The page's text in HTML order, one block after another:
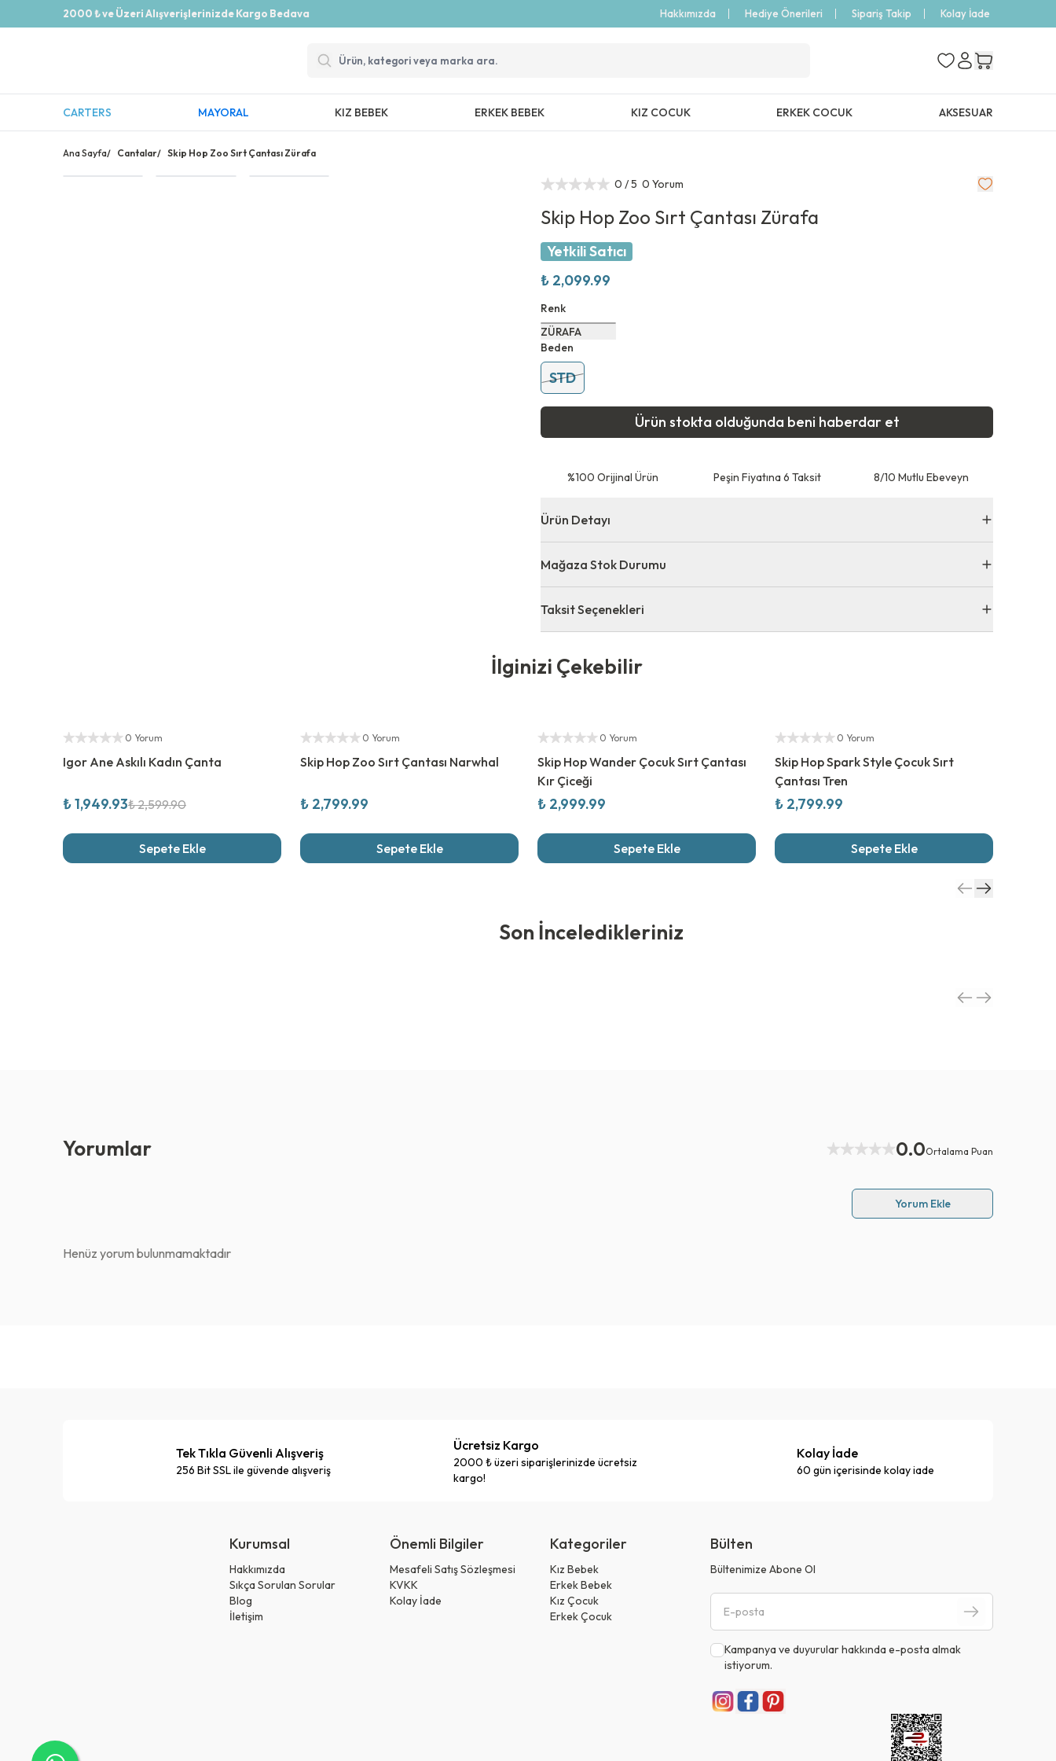
2000 ₺ ve Üzeri Alışverişlerinizde Kargo Bedava Hakkımızda Hediye Önerileri Sipariş Takip Kolay İade
CARTERS MAYORAL KIZ BEBEK ERKEK BEBEK KIZ COCUK ERKEK COCUK AKSESUAR
Ana Sayfa/ Cantalar/ Skip Hop Zoo Sırt Çantası Zürafa
0 / 5 0 Yorum
Skip Hop Zoo Sırt Çantası Zürafa
Yetkili Satıcı
₺ 2,099.99
Renk
ZÜRAFA
Beden
STD
Ürün stokta olduğunda beni haberdar et
⁠%100 Orijinal Ürün Peşin Fiyatına 6 Taksit 8/10 Mutlu Ebeveyn
Ürün Detayı
Mağaza Stok Durumu
Taksit Seçenekleri
İlginizi Çekebilir
Yetkili Satıcı
0 Yorum
Igor Ane Askılı Kadın Çanta
₺ 1,949.93₺ 2,599.90
Sepete Ekle
0 Yorum
Skip Hop Zoo Sırt Çantası Narwhal
₺ 2,799.99
Sepete Ekle
0 Yorum
Skip Hop Wander Çocuk Sırt Çantası
Kır Çiceği
₺ 2,999.99
Sepete Ekle
0 Yorum
Skip Hop Spark Style Çocuk Sırt
Çantası Tren
₺ 2,799.99
Sepete Ekle
Son İnceledikleriniz
Yorumlar 0.0Ortalama Puan
Yorum Ekle
Henüz yorum bulunmamaktadır
Tek Tıkla Güvenli Alışveriş
256 Bit SSL ile güvende alışveriş
Ücretsiz Kargo
2000 ₺ üzeri siparişlerinizde ücretsiz
kargo!
Kolay İade
60 gün içerisinde kolay iade
Kurumsal
Hakkımızda
Sıkça Sorulan Sorular
Blog
İletişim
Önemli Bilgiler
Mesafeli Satış Sözleşmesi
KVKK
Kolay İade
Kategoriler
Kız Bebek
Erkek Bebek
Kız Çocuk
Erkek Çocuk
Bülten
Bültenimize Abone Ol
Kampanya ve duyurular hakkında e-posta almak
istiyorum.